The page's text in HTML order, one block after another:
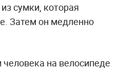
сумки, которая
Затем он медленно
человека на велосипеде